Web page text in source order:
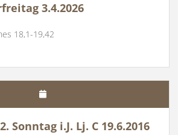
3.4.2026
18,1-19,42
Sonntag i.J. Lj. C 19.6.2016